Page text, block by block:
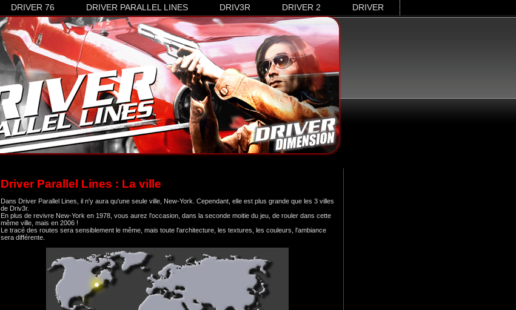
DRIVER
DRIVER 2
DRIV3R
DRIVER PARALLEL LINES
DRIVER 76
Driver Parallel Lines : La ville
Dans Driver Parallel Lines, il n'y aura qu'une seule ville, New-York. Cependant, elle est plus grande que les 3 villes
de Driv3r.
En plus de revivre New-York en 1978, vous aurez l'occasion, dans la seconde moitie du jeu, de rouler dans cette
même ville, mais en 2006 !
Le tracé des routes sera sensiblement le même, mais toute l'architecture, les textures, les couleurs, l'ambiance
sera différente.